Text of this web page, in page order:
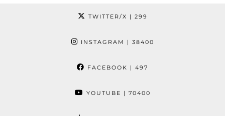
TWITTER/X | 299
INSTAGRAM | 38400
FACEBOOK | 497
YOUTUBE | 70400